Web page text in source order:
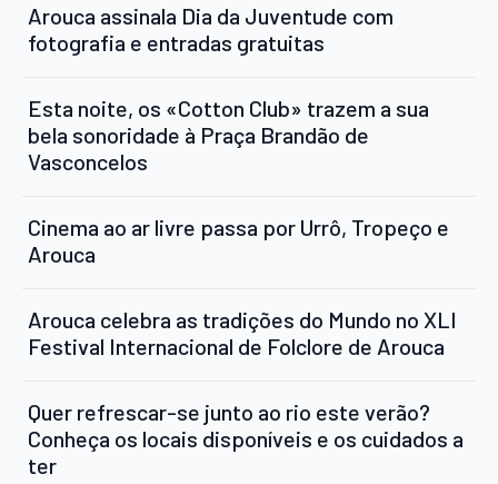
Arouca assinala Dia da Juventude com
fotografia e entradas gratuitas
Esta noite, os «Cotton Club» trazem a sua
bela sonoridade à Praça Brandão de
Vasconcelos
Cinema ao ar livre passa por Urrô, Tropeço e
Arouca
Arouca celebra as tradições do Mundo no XLI
Festival Internacional de Folclore de Arouca
Quer refrescar-se junto ao rio este verão?
Conheça os locais disponíveis e os cuidados a
ter